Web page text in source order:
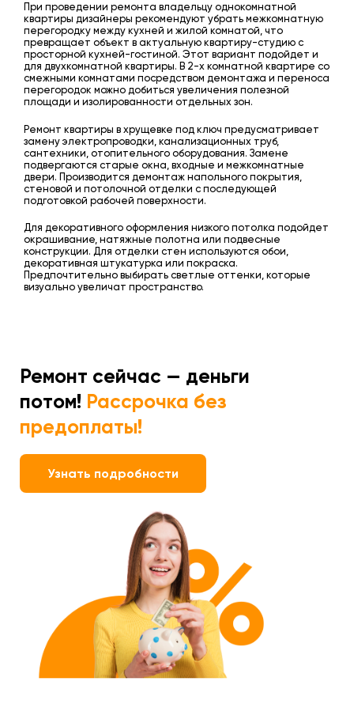
При проведении ремонта владельцу однокомнатной
квартиры дизайнеры рекомендуют убрать межкомнатную
перегородку между кухней и жилой комнатой, что
превращает объект в актуальную квартиру-студию с
просторной кухней-гостиной. Этот вариант подойдет и
для двухкомнатной квартиры. В 2-х комнатной квартире со
смежными комнатами посредством демонтажа и переноса
перегородок можно добиться увеличения полезной
площади и изолированности отдельных зон.
Ремонт квартиры в хрущевке под ключ предусматривает
замену электропроводки, канализационных труб,
сантехники, отопительного оборудования. Замене
подвергаются старые окна, входные и межкомнатные
двери. Производится демонтаж напольного покрытия,
стеновой и потолочной отделки с последующей
подготовкой рабочей поверхности.
Для декоративного оформления низкого потолка подойдет
окрашивание, натяжные полотна или подвесные
конструкции. Для отделки стен используются обои,
декоративная штукатурка или покраска.
Предпочтительно выбирать светлые оттенки, которые
визуально увеличат пространство.
Ремонт сейчас — деньги
потом! Рассрочка без
предоплаты!
Узнать подробности